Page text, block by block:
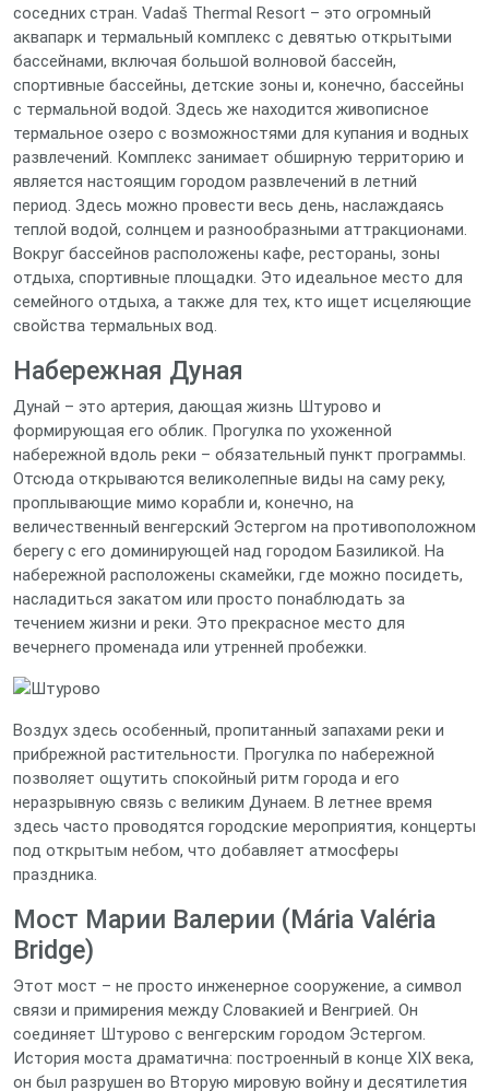
соседних стран. Vadaš Thermal Resort – это огромный
аквапарк и термальный комплекс с девятью открытыми
бассейнами, включая большой волновой бассейн,
спортивные бассейны, детские зоны и, конечно, бассейны
с термальной водой. Здесь же находится живописное
термальное озеро с возможностями для купания и водных
развлечений. Комплекс занимает обширную территорию и
является настоящим городом развлечений в летний
период. Здесь можно провести весь день, наслаждаясь
теплой водой, солнцем и разнообразными аттракционами.
Вокруг бассейнов расположены кафе, рестораны, зоны
отдыха, спортивные площадки. Это идеальное место для
семейного отдыха, а также для тех, кто ищет исцеляющие
свойства термальных вод.
Набережная Дуная
Дунай – это артерия, дающая жизнь Штурово и
формирующая его облик. Прогулка по ухоженной
набережной вдоль реки – обязательный пункт программы.
Отсюда открываются великолепные виды на саму реку,
проплывающие мимо корабли и, конечно, на
величественный венгерский Эстергом на противоположном
берегу с его доминирующей над городом Базиликой. На
набережной расположены скамейки, где можно посидеть,
насладиться закатом или просто понаблюдать за
течением жизни и реки. Это прекрасное место для
вечернего променада или утренней пробежки.
Воздух здесь особенный, пропитанный запахами реки и
прибрежной растительности. Прогулка по набережной
позволяет ощутить спокойный ритм города и его
неразрывную связь с великим Дунаем. В летнее время
здесь часто проводятся городские мероприятия, концерты
под открытым небом, что добавляет атмосферы
праздника.
Мост Марии Валерии (Mária Valéria
Bridge)
Этот мост – не просто инженерное сооружение, а символ
связи и примирения между Словакией и Венгрией. Он
соединяет Штурово с венгерским городом Эстергом.
История моста драматична: построенный в конце XIX века,
он был разрушен во Вторую мировую войну и десятилетия